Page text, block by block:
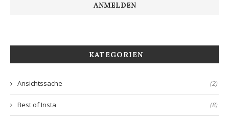
KATEGORIEN
Ansichtssache (2)
Best of Insta (8)